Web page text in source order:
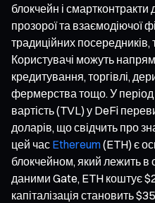
блокчейн і смартконтракти
прозорої та взаємодіючої
традиційних посередників,
Користувачі можуть
кредитування, торгівлі,
фермерства тощо. У період
вартість (TVL) у DeFi
доларів, що свідчить про
цей час Ethereum(ETH) є
блокчейном, який лежить в
даними Gate, ETH коштує
капіталізація становить